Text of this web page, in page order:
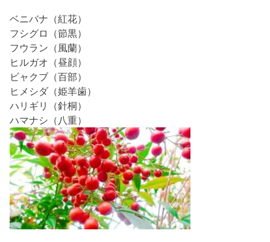
ベニバナ（紅花）
フシグロ（節黒）
フウラン（風蘭）
ヒルガオ（昼顔）
ビャクブ（百部）
ヒメシダ（姫羊歯）
ハリギリ（針桐）
ハマナシ（八重）